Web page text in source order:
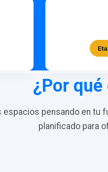
¿Por
espacios pensando en tu
planificado para